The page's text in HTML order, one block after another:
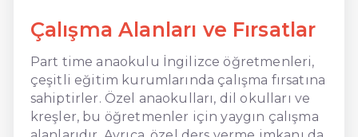
Çalışma Alanları ve Fırsatlar
Part time anaokulu İngilizce öğretmenleri,
çeşitli eğitim kurumlarında çalışma fırsatına
sahiptirler. Özel anaokulları, dil okulları ve
kreşler, bu öğretmenler için yaygın çalışma